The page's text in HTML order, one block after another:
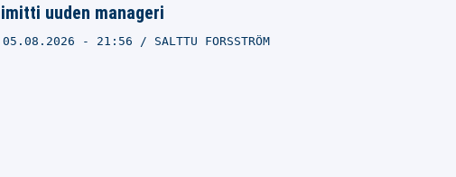
uuden manageri
05.08.2026 - 21:56 SALTTU FORSSTRÖM